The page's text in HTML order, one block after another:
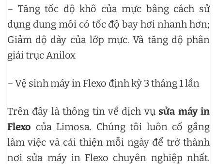
– Tăng tốc độ khô của mực bằng cách sử
dụng dung môi có tốc độ bay hơi nhanh hơn;
Giảm độ dày của lớp mực. Và tăng độ phân
giải trục Anilox
– Vệ sinh máy in Flexo định kỳ 3 tháng 1 lần
Trên đây là thông tin về dịch vụsửa máy in
Flexo của Limosa. Chúng tôi luôn cố gắng
làm việc và cải thiện mỗi ngày để trở thành
nơi sửa máy in Flexo chuyên nghiệp nhất.